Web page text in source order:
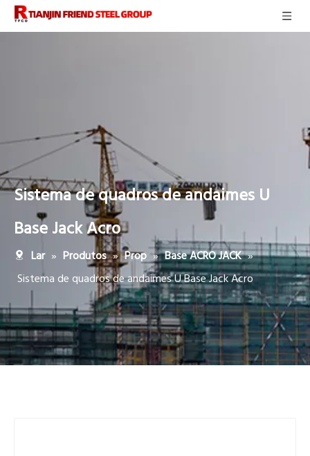
Sistema de quadros de andaimes U
Base Jack Acro
Lar » Produtos » Prop » Base ACRO JACK »
Sistema de quadros de andaimes U Base Jack Acro